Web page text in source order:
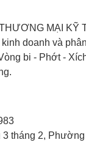
MẠI KỸ
doanh và
bi - Phớt -
tháng 2, Phường